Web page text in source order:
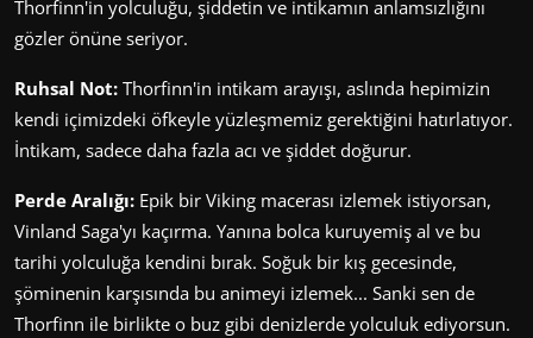
Thorfinn'in yolculuğu, şiddetin ve intikamın anlamsızlığını
gözler önüne seriyor.
Ruhsal Not: Thorfinn'in intikam arayışı, aslında hepimizin
kendi içimizdeki öfkeyle yüzleşmemiz gerektiğini hatırlatıyor.
İntikam, sadece daha fazla acı ve şiddet doğurur.
Perde Aralığı: Epik bir Viking macerası izlemek istiyorsan,
Vinland Saga'yı kaçırma. Yanına bolca kuruyemiş al ve bu
tarihi yolculuğa kendini bırak. Soğuk bir kış gecesinde,
şöminenin karşısında bu animeyi izlemek... Sanki sen de
Thorfinn ile birlikte o buz gibi denizlerde yolculuk ediyorsun.